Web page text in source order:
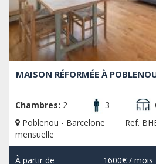
MAISON RÉFORMÉE À
Chambres: 2 3
Poblenou - Barcelone
Ref.
mensuelle
À partir de 1600€/ mois